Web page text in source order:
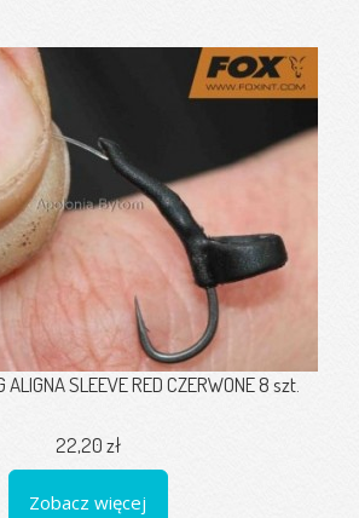
ALIGNA SLEEVE RED CZERWONE 8 szt.
22,20 zł
Zobacz więcej